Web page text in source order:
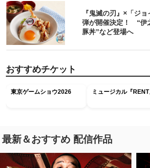
『鬼滅の刃』×「ジ
弾が開催決定！ “伊
豚丼”など登場へ
おすすめチケット
東京ゲームショウ2026 ミュージカル『RENT
最新＆おすすめ 配信作品